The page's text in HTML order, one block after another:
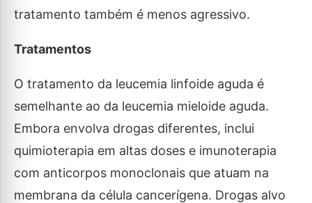
tratamento também é menos agressivo.
Tratamentos
O tratamento da leucemia linfoide aguda é
semelhante ao da leucemia mieloide aguda.
Embora envolva drogas diferentes, inclui
quimioterapia em altas doses e imunoterapia
com anticorpos monoclonais que atuam na
membrana da célula cancerígena. Drogas alvo